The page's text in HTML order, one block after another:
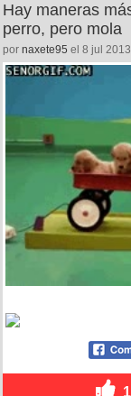
Hay maneras
perro, pero mola
por naxete95 el 8 jul